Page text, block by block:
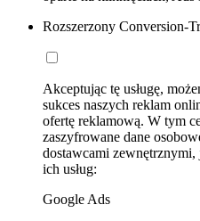
Rozszerzony Conversion-
Akceptując tę usługę,
sukces naszych reklam
ofertę reklamową. W tym
zaszyfrowane dane
dostawcami
ich usług:
Google Ads